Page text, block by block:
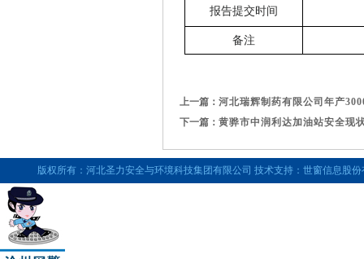
报告提交时间
备注
上一篇： 河北瑞辉制药有限公司年产
下一篇： 黄骅市中润利达加油站安全现
版权所有：河北圣力安全与环境科技集团有限公司 技术支持：世窗信息股